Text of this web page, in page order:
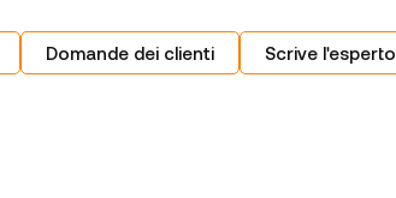
Domande dei clienti Scrive l'esperto